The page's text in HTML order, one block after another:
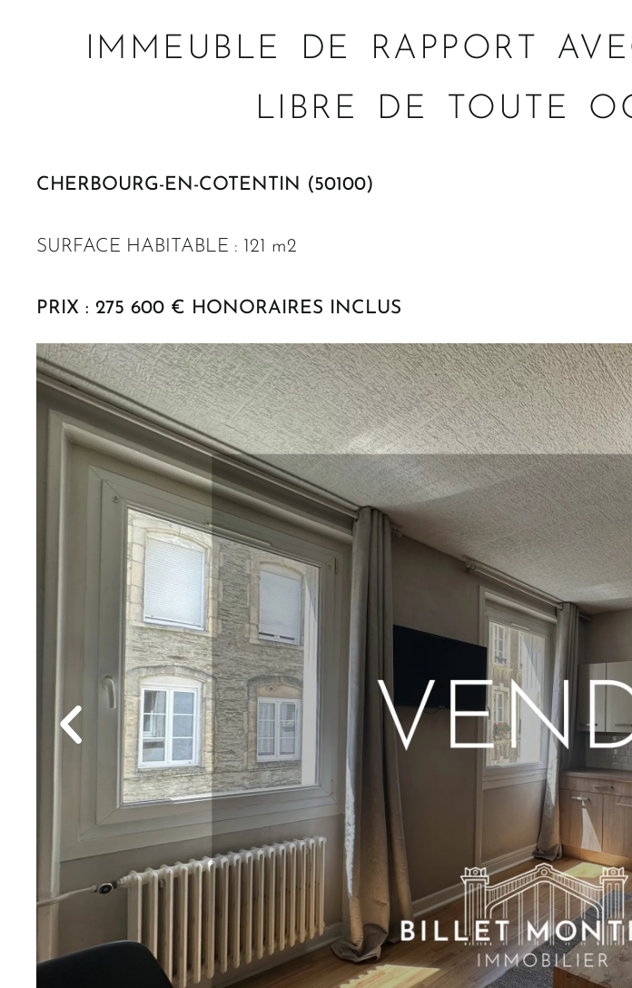
IMMEUBLE DE RAPPORT
LIBRE DE TOUTE
CHERBOURG-EN-COTENTIN (50100)
SURFACE HABITABLE : 121 m2
PRIX : 275 600 € HONORAIRES INCLUS